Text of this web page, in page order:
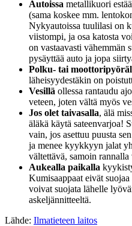
Autoissa metallikuori
(sama koskee mm.
Nykyautoissa tuulilasi on
viistompi, ja osa katosta
on vastaavasti vähemmän
pysäyttää auto ja jopa
Polku- tai
läheisyydestäkin on
Vesillä ollessa rantaudu
veteen, joten vältä myös
Jos olet taivasalla, älä
äläkä käytä sateenvarjoa!
vain, jos asettuu puusta
ja menee kyykkyyn jalat
vältettävä, samoin rannalla
Aukealla paikalla
Kumisaappaat eivät
voivat suojata lähelle
askeljännitteeltä.
Lähde: Ilmatieteen laitos